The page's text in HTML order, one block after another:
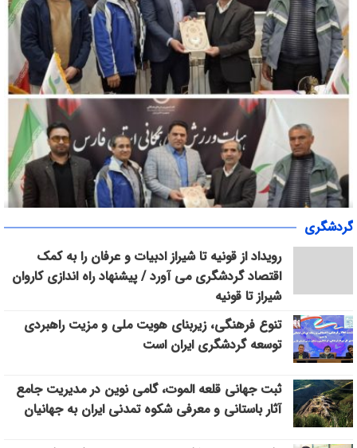
نفس تازه در رگ‌های ورزش همگانی فارس/ رؤسای هیئت‌های همگانی
فسا و مرودشت با حضور هیئت رئیسه منصوب شدند
گردشگری
رویداد از قونیه تا شیراز ادبیات و عرفان را به کمک
اقتصاد گردشگری می آورد / پیشنهاد راه اندازی کاروان
شیراز تا قونیه
تنوع فرهنگی، زیربنای هویت ملی و مزیت راهبردی
توسعه گردشگری ایران است
ثبت جهانی قلعه الموت، گامی نوین در مدیریت جامع
آثار باستانی و معرفی شکوه تمدنی ایران به جهانیان